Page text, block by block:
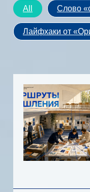
All Слово
Лайфхаки от